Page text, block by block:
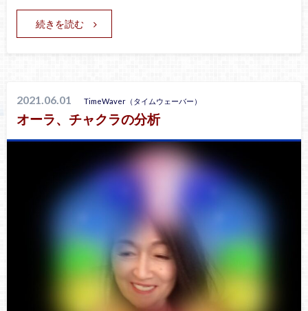
続きを読む
2021.06.01 TimeWaver（タイムウェーバー）
オーラ、チャクラの分析